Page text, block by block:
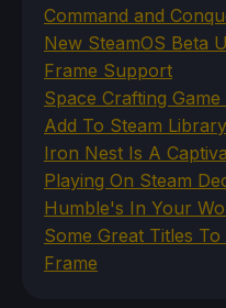
Command and
New SteamOS Beta
Frame Support
Space Crafting
Add To Steam
Iron Nest Is A
Playing On Steam
Humble's In Your
Some Great Titles
Frame